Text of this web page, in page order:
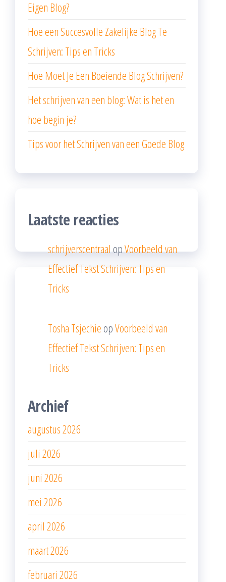
Eigen Blog?
Hoe een Succesvolle Zakelijke Blog Te
Schrijven: Tips en Tricks
Hoe Moet Je Een Boeiende Blog Schrijven?
Het schrijven van een blog: Wat is het en
hoe begin je?
Tips voor het Schrijven van een Goede Blog
Laatste reacties
schrijverscentraalopVoorbeeld van
Effectief Tekst Schrijven: Tips en
Tricks
Tosha Tsjechie opVoorbeeld van
Effectief Tekst Schrijven: Tips en
Tricks
Archief
augustus 2026
juli 2026
juni 2026
mei 2026
april 2026
maart 2026
februari 2026